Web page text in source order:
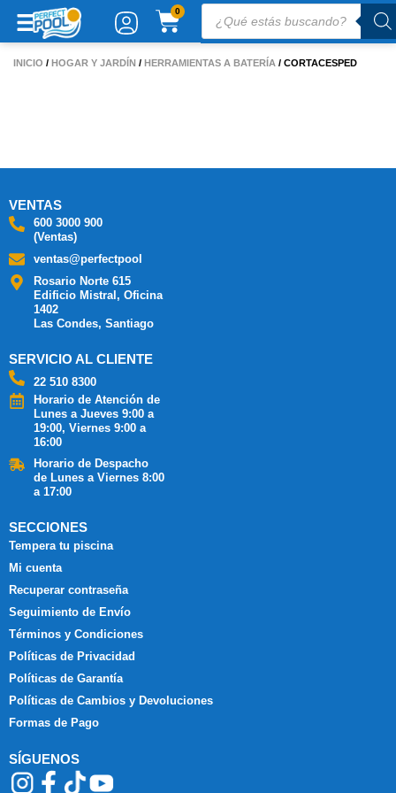
0
CARRITO
productos
INICIO / HOGAR Y JARDÍN / HERRAMIENTAS A BATERÍA / CORTACESPED
VENTAS
600 3000 900
(Ventas)
ventas@perfectpool
Rosario Norte 615
Edificio Mistral, Oficina
1402
Las Condes, Santiago
SERVICIO AL CLIENTE
22 510 8300
Horario de Atención de
Lunes a Jueves 9:00 a
19:00, Viernes 9:00 a
16:00
Horario de Despacho
de Lunes a Viernes 8:00
a 17:00
SECCIONES
Tempera tu piscina
Mi cuenta
Recuperar contraseña
Seguimiento de Envío
Términos y Condiciones
Políticas de Privacidad
Políticas de Garantía
Políticas de Cambios y Devoluciones
Formas de Pago
SÍGUENOS